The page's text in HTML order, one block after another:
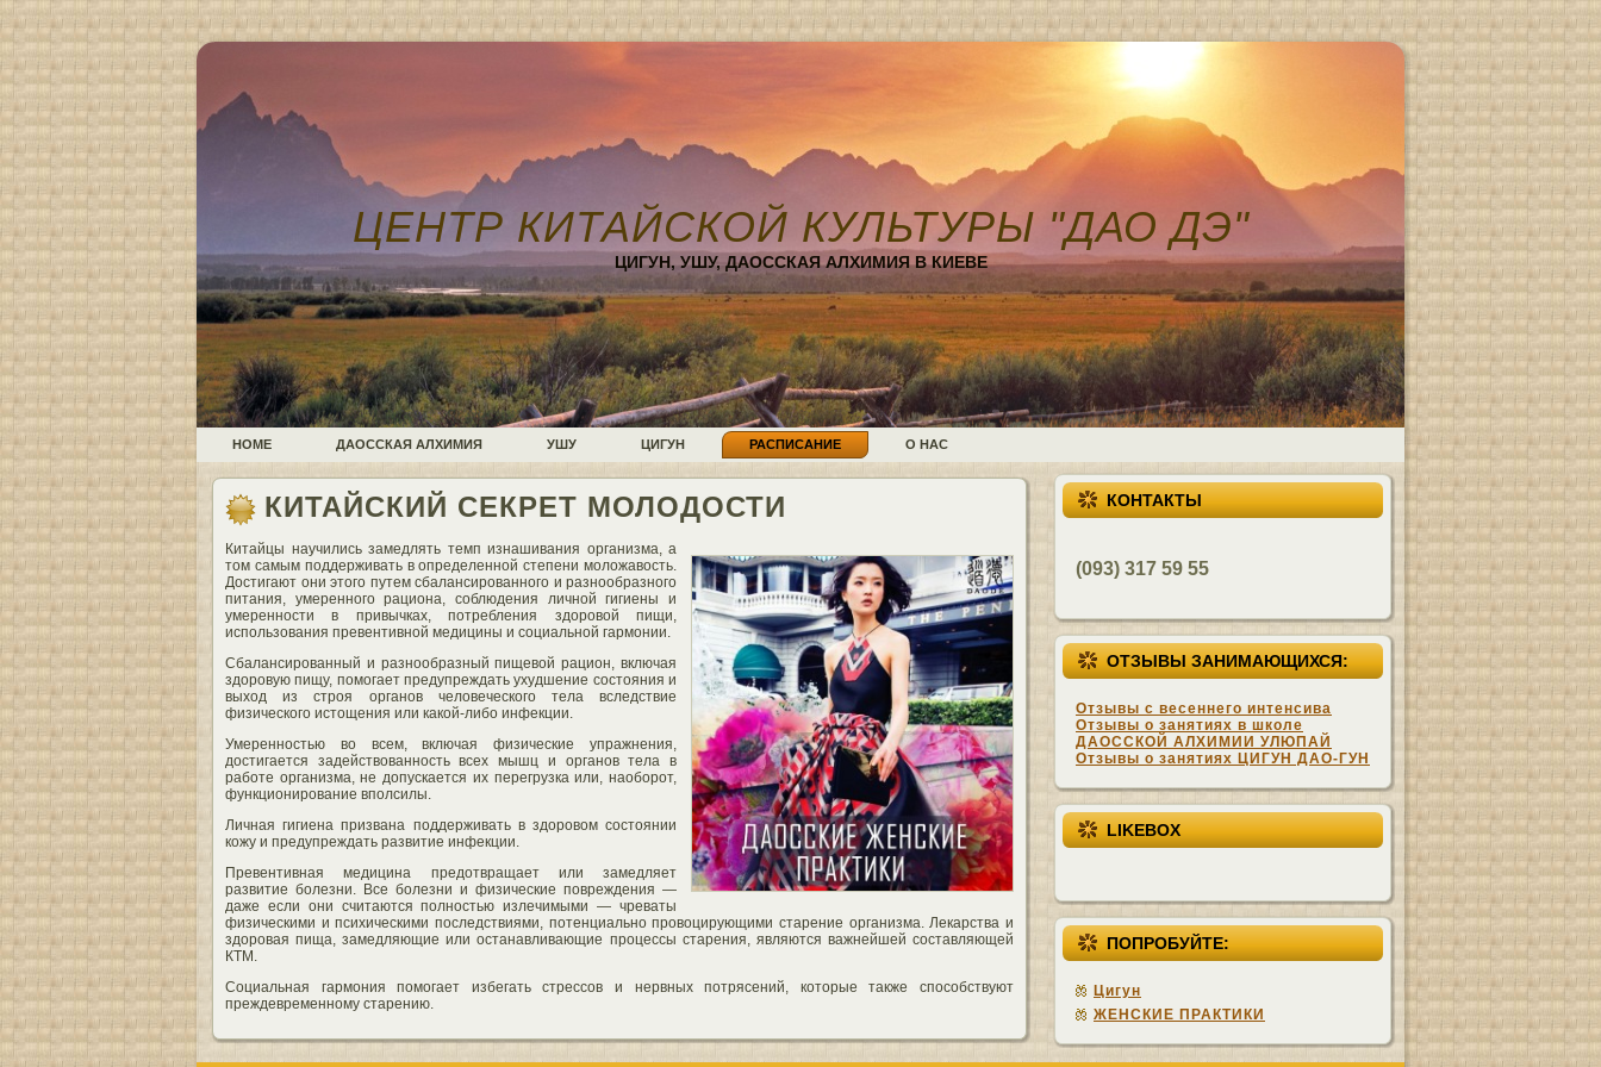
ЦЕНТР КИТАЙСКОЙ КУЛЬТУРЫ "ДАО ДЭ"
ЦИГУН, УШУ, ДАОССКАЯ АЛХИМИЯ В КИЕВЕ
HOME ДАОССКАЯ АЛХИМИЯ УШУ ЦИГУН РАСПИСАНИЕ О НАС
КИТАЙСКИЙ СЕКРЕТ МОЛОДОСТИ
Китайцы научились замедлять темп изнашивания организма, а
том самым поддерживать в определенной степени моложавость.
Достигают они этого путем сбалансированного и разнообразного
питания, умеренного рациона, соблюдения личной гигиены и
умеренности в привычках, потребления здоровой пищи,
использования превентивной медицины и социальной гармонии.
Сбалансированный и разнообразный пищевой рацион, включая
здоровую пищу, помогает предупреждать ухудшение состояния и
выход из строя органов человеческого тела вследствие
физического истощения или какой-либо инфекции.
Умеренностью во всем, включая физические упражнения,
достигается задействованность всех мышц и органов тела в
работе организма, не допускается их перегрузка или, наоборот,
функционирование вполсилы.
Личная гигиена призвана поддерживать в здоровом состоянии
кожу и предупреждать развитие инфекции.
Превентивная медицина предотвращает или замедляет
развитие болезни. Все болезни и физические повреждения —
даже если они считаются полностью излечимыми — чреваты
физическими и психическими последствиями, потенциально провоцирующими старение организма. Лекарства и
здоровая пища, замедляющие или останавливающие процессы старения, являются важнейшей составляющей
КТМ.
Социальная гармония помогает избегать стрессов и нервных потрясений, которые также способствуют
преждевременному старению.
КОНТАКТЫ
(093) 317 59 55
ОТЗЫВЫ ЗАНИМАЮЩИХСЯ:
Отзывы с весеннего интенсива
Отзывы о занятиях в школе
ДАОССКОЙ АЛХИМИИ УЛЮПАЙ
Отзывы о занятиях ЦИГУН ДАО-ГУН
LIKEBOX
ПОПРОБУЙТЕ:
Цигун
ЖЕНСКИЕ ПРАКТИКИ